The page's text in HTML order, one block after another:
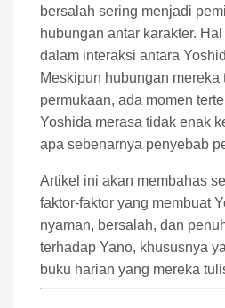
bersalah sering menjadi
hubungan antar karakter.
dalam interaksi antara
Meskipun hubungan
permukaan, ada momen
Yoshida merasa tidak enak
apa sebenarnya penyebab
Artikel ini akan membahas
faktor-faktor yang membuat
nyaman, bersalah, dan
terhadap Yano, khususnya
buku harian yang mereka